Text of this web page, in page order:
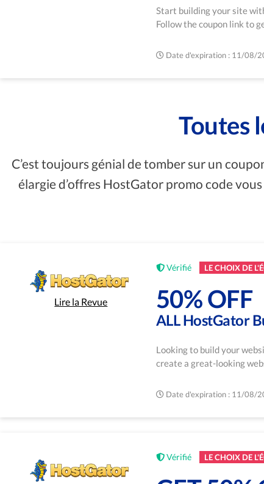
Start building your site
Follow the coupon link to
Date d'expiration : 11/08/
Toutes
C’est toujours génial de tomber sur un
élargie d’offres HostGator promo code
Lire la Revue
Vérifié LE CHOIX DE
50% OFF
ALL HostGator
Looking to build your
create a great-looking
Date d'expiration : 11/08/
Vérifié LE CHOIX DE